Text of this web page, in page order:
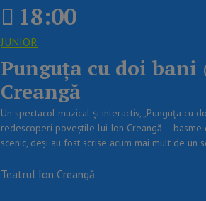
18:00
JUNIOR
Punguţa cu doi bani
Creangă
Un spectacol muzical și interactiv, „Punguța cu
redescoperi poveștile lui Ion Creangă – basme
scenic, deși au fost scrise acum mai mult de un
Teatrul Ion Creangă